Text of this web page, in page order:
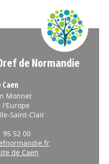
de Normandie
Monnet
l'Europe
Saint-Clair
95 52 00
de Caen